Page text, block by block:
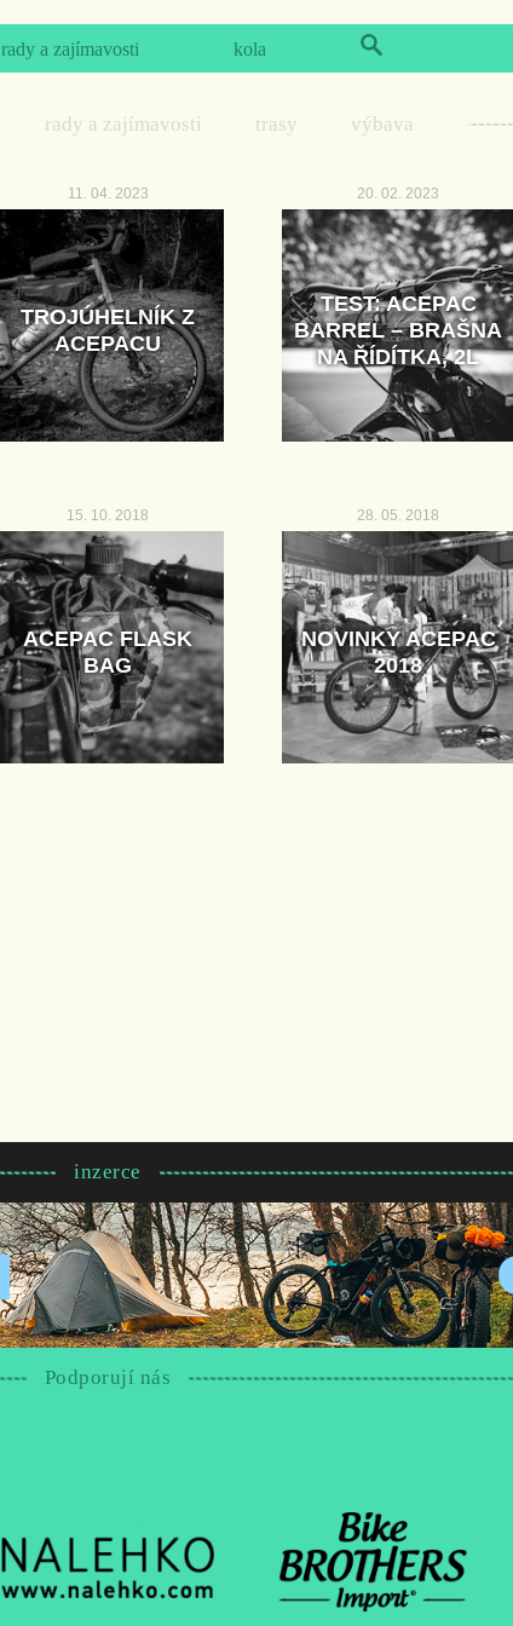
rady a zajímavosti kola
rady a zajímavosti trasy výbava
11. 04. 2023
TROJÚHELNÍK Z
ACEPACU
20. 02. 2023
TEST: ACEPAC
BARREL – BRAŠNA
NA ŘÍDÍTKA, 2L
15. 10. 2018
ACEPAC FLASK
BAG
28. 05. 2018
NOVINKY ACEPAC
2018
inzerce
Podporují nás